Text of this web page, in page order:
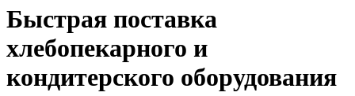
Быстрая поставка
хлебопекарного и
кондитерского оборудования